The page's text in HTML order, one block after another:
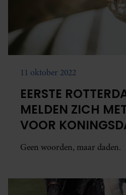
11 oktober 2022
EERSTE
MELDEN ZICH
VOOR
Geen woorden, maar daden.